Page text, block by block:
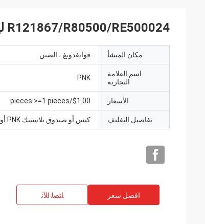
R121867/R80500/RE500024 لينر تناسب جرار JD النماذج: 4039,4045 المحرك
مكان المنشأ قوانغدونغ ، الصين
اسم العلامة
التجارية
PNK
الأسعار $1.00/pieces >=1 pieces
تفاصيل التغليف كيس أو صندوق بلاستيك PNK أو حسب متطلباتك.
افضل سعر ﺎﺘﺼﻟ ﺍﻶﻧ